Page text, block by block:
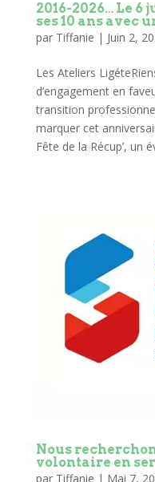
2016-2026… Le 6
ses 10 ans avec
par Tiffanie | Juin 2,
Les Ateliers
d’engagement en
transition
marquer cet
Fête de la Récup’, un
Nous
volontaire en
par Tiffanie | Mai 7,